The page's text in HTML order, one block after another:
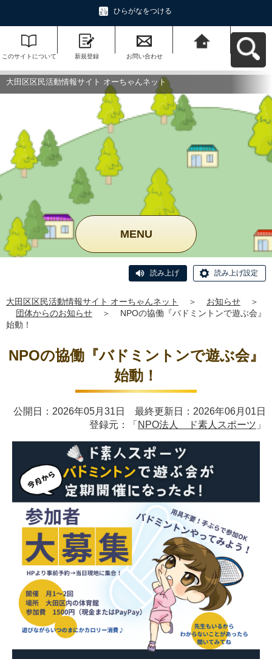
ひらがなをつける
このサイトについて 新規登録 お問い合わせ
ットへ戻る
大田区区民活動情報サイト オーちゃんネット
MENU
読み上げ 読み上げ設定
大田区区民活動情報サイト オーちゃんネット ＞ お知らせ
＞
団体からのお知らせ
＞
NPOの協働『バドミントンで遊ぶ会』
始動！
NPOの協働『バドミントンで遊ぶ会』
始動！
公開日：2026年05月31日 最終更新日：2026年06月01日
登録元：「 NPO法人 ド素人スポーツ 」